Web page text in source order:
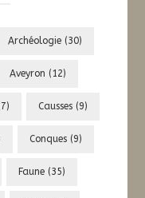
Archéologie (30)
Aveyron (12)
Causses (9)
Conques (9)
Faune (35)